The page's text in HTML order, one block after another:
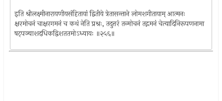
इति श्रीलक्ष्मीनारायणीयसंहितायां द्वितीये त्रेतासन्ताने लोमशगीतायाम् आत्मनः
क्षरमोचनं चाक्षरगमनं च कथं नेति प्रश्रः, तदुत्तरं तन्मोचनं तद्गमनं चेत्यादिनिरूपणनामा
षट्पञ्चाशदधिकद्विशततमोऽध्यायः ॥२५६॥